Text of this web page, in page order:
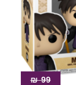
99
₪